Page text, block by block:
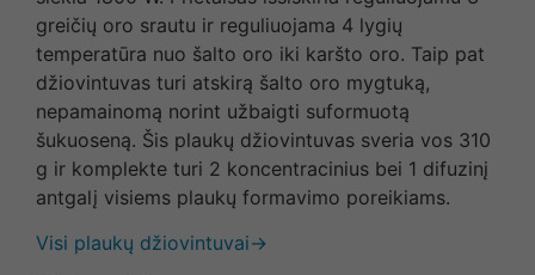
greičių oro srautu ir reguliuojama 4 lygių
temperatūra nuo šalto oro iki karšto oro. Taip pat
džiovintuvas turi atskirą šalto oro mygtuką,
nepamainomą norint užbaigti suformuotą
šukuoseną. Šis plaukų džiovintuvas sveria vos 310
g ir komplekte turi 2 koncentracinius bei 1 difuzinį
antgalį visiems plaukų formavimo poreikiams.
Visi plaukų džiovintuvai→